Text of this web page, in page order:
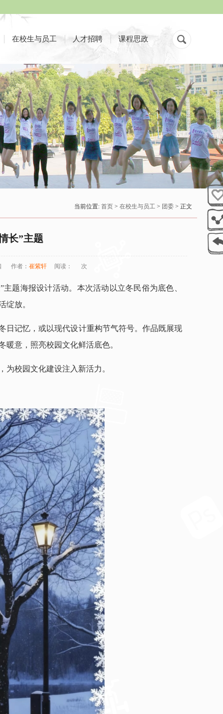
在校生与员工 人才招聘 课程思政
当前位置: 首页> 在校生与员工> 团委> 正文
长”主题
作者： 崔紫轩 阅读： 次
题海报设计活动。本次活动以立冬民俗为底色、
绽放。
日记忆，或以现代设计重构节气符号。作品既展现
意，照亮校园文化鲜活底色。
校园文化建设注入新活力。